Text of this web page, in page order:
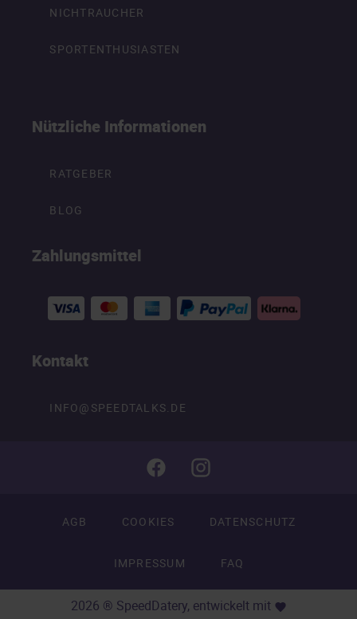
NICHTRAUCHER
SPORTENTHUSIASTEN
Nützliche Informationen
RATGEBER
BLOG
Zahlungsmittel
Kontakt
INFO@SPEEDTALKS.DE
AGB COOKIES DATENSCHUTZ
IMPRESSUM FAQ
2026 ® SpeedDatery, entwickelt mit